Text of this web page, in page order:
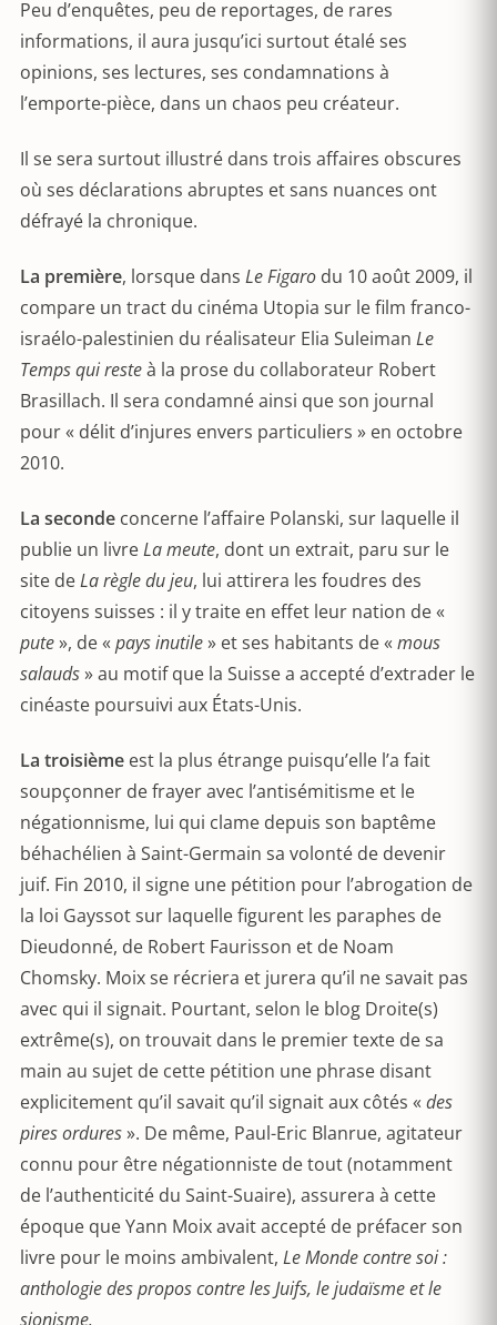
Peu d’enquêtes, peu de reportages, de rares
informations, il aura jusqu’ici surtout étalé ses
opinions, ses lectures, ses condamnations à
l’emporte-pièce, dans un chaos peu créateur.
Il se sera surtout illustré dans trois affaires obscures
où ses déclarations abruptes et sans nuances ont
défrayé la chronique.
La première, lorsque dans Le Figaro du 10 août 2009, il
compare un tract du cinéma Utopia sur le film franco-
israélo-palestinien du réalisateur Elia Suleiman Le
Temps qui resteà la prose du collaborateur Robert
Brasillach. Il sera condamné ainsi que son journal
pour « délit d’injures envers particuliers » en octobre
2010.
La seconde concerne l’affaire Polanski, sur laquelle il
publie un livreLa meute, dont un extrait, paru sur le
site deLa règle du jeu, lui attirera les foudres des
citoyens suisses : il y traite en effet leur nation de «
pute», de « pays inutile» et ses habitants de « mous
salauds» au motif que la Suisse a accepté d’extrader le
cinéaste poursuivi aux États-Unis.
La troisième est la plus étrange puisqu’elle l’a fait
soupçonner de frayer avec l’antisémitisme et le
négationnisme, lui qui clame depuis son baptême
béhachélien à Saint-Germain sa volonté de devenir
juif. Fin 2010, il signe une pétition pour l’abrogation de
la loi Gayssot sur laquelle figurent les paraphes de
Dieudonné, de Robert Faurisson et de Noam
Chomsky. Moix se récriera et jurera qu’il ne savait pas
avec qui il signait. Pourtant, selon le blog Droite(s)
extrême(s), on trouvait dans le premier texte de sa
main au sujet de cette pétition une phrase disant
explicitement qu’il savait qu’il signait aux côtés « des
pires ordures». De même, Paul-Eric Blanrue, agitateur
connu pour être négationniste de tout (notamment
de l’authenticité du Saint-Suaire), assurera à cette
époque que Yann Moix avait accepté de préfacer son
livre pour le moins ambivalent, Le Monde contre soi :
anthologie des propos contre les Juifs, le judaïsme et le
sionisme.